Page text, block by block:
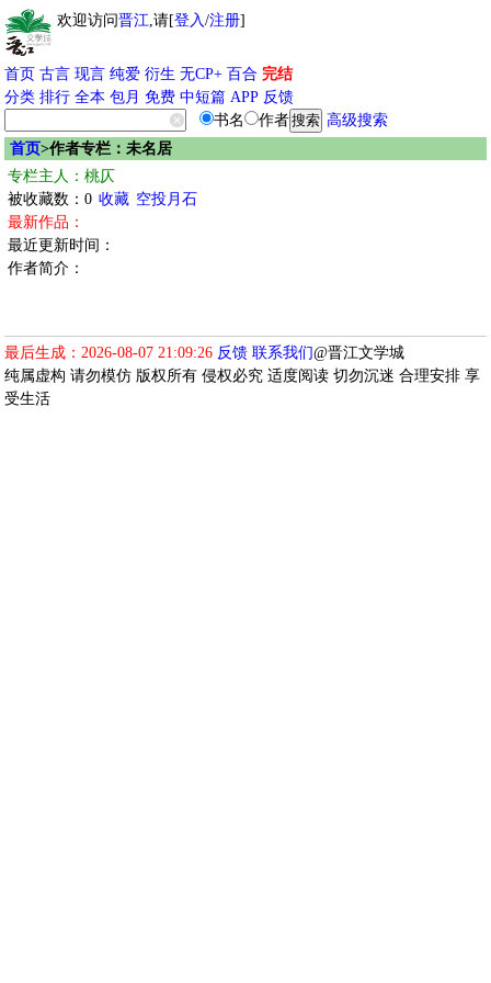
欢迎访问晋江,请[登入/注册]
首页 古言 现言 纯爱 衍生 无CP+ 百合 完结
分类 排行 全本 包月 免费 中短篇 APP 反馈
书名
作者
高级搜索
首页>作者专栏：未名居
专栏主人：桃仄
被收藏数：0 收藏 空投月石
最新作品：
最近更新时间：
作者简介：
最后生成：2026-08-07 21:09:26 反馈 联系我们@晋江文学城
纯属虚构 请勿模仿 版权所有 侵权必究 适度阅读 切勿沉迷 合理安排 享
受生活